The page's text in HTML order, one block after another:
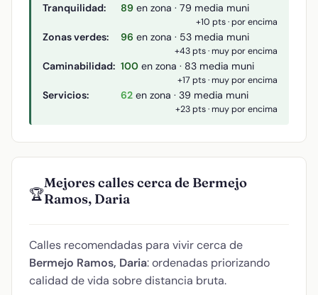
Tranquilidad: 89 en zona · 79 media muni
+10 pts · por encima
Zonas verdes: 96 en zona · 53 media muni
+43 pts · muy por encima
Caminabilidad: 100 en zona · 83 media muni
+17 pts · muy por encima
Servicios: 62 en zona · 39 media muni
+23 pts · muy por encima
🏆
Mejores calles cerca de Bermejo
Ramos, Daria
Calles recomendadas para vivir cerca de
Bermejo Ramos, Daria: ordenadas priorizando
calidad de vida sobre distancia bruta.